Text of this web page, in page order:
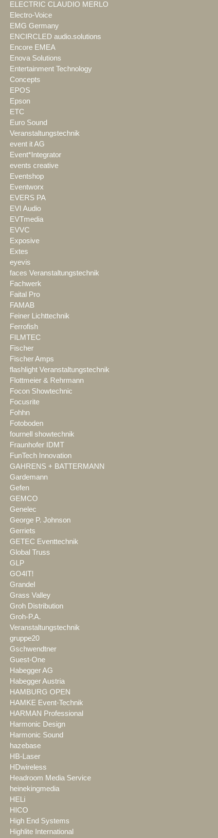
ELECTRIC CLAUDIO MERLO
Electro-Voice
EMG Germany
ENCIRCLED audio.solutions
Encore EMEA
Enova Solutions
Entertainment Technology
Concepts
EPOS
Epson
ETC
Euro Sound
Veranstaltungstechnik
event it AG
Event*Integrator
events creative
Eventshop
Eventworx
EVERS PA
EVI Audio
EVTmedia
EVVC
Exposive
Extes
eyevis
faces Veranstaltungstechnik
Fachwerk
Faital Pro
FAMAB
Feiner Lichttechnik
Ferrofish
FILMTEC
Fischer
Fischer Amps
flashlight Veranstaltungstechnik
Flottmeier & Rehrmann
Focon Showtechnic
Focusrite
Fohhn
Fotoboden
fournell showtechnik
Fraunhofer IDMT
FunTech Innovation
GAHRENS + BATTERMANN
Gardemann
Gefen
GEMCO
Genelec
George P. Johnson
Gerriets
GETEC Eventtechnik
Global Truss
GLP
GO4IT!
Grandel
Grass Valley
Groh Distribution
Groh-P.A.
Veranstaltungstechnik
gruppe20
Gschwendtner
Guest-One
Habegger AG
Habegger Austria
HAMBURG OPEN
HAMKE Event-Technik
HARMAN Professional
Harmonic Design
Harmonic Sound
hazebase
HB-Laser
HDwireless
Headroom Media Service
heinekingmedia
HELi
HICO
High End Systems
Highlite International